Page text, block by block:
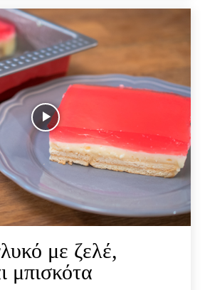
με ζελέ,
μπισκότα